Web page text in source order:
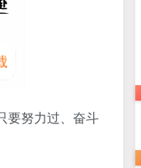
要努力过、奋斗